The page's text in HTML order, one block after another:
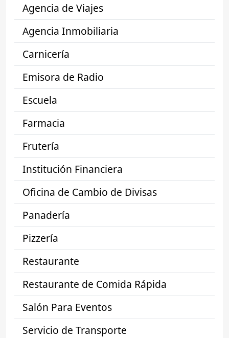
Agencia de Viajes
Agencia Inmobiliaria
Carnicería
Emisora de Radio
Escuela
Farmacia
Frutería
Institución Financiera
Oficina de Cambio de Divisas
Panadería
Pizzería
Restaurante
Restaurante de Comida Rápida
Salón Para Eventos
Servicio de Transporte